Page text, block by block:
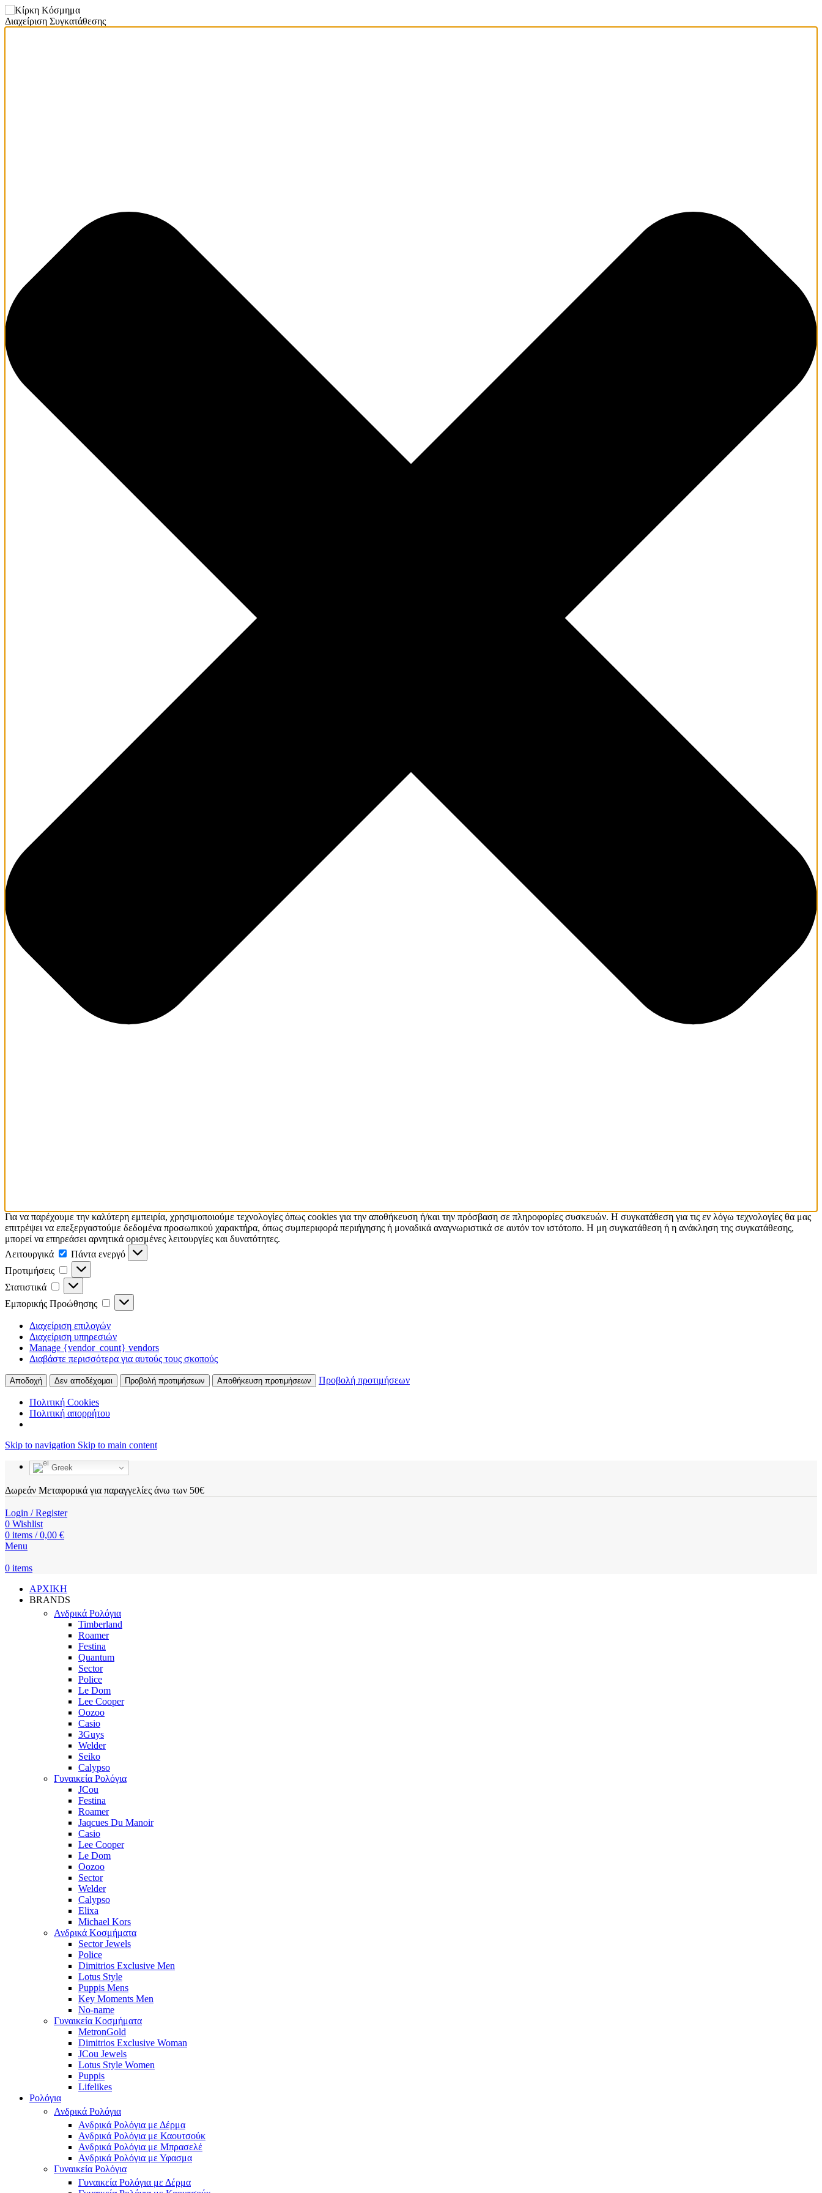
Διαχείριση Συγκατάθεσης
Για να παρέχουμε την καλύτερη εμπειρία, χρησιμοποιούμε τεχνολογίες όπως cookies για την αποθήκευση ή/και την πρόσβαση σε πληροφορίες συσκευών. Η συγκατάθεση για τις εν λόγω τεχνολογίες θα μας
επιτρέψει να επεξεργαστούμε δεδομένα προσωπικού χαρακτήρα, όπως συμπεριφορά περιήγησης ή μοναδικά αναγνωριστικά σε αυτόν τον ιστότοπο. Η μη συγκατάθεση ή η ανάκληση της συγκατάθεσης,
μπορεί να επηρεάσει αρνητικά ορισμένες λειτουργίες και δυνατότητες.
Λειτουργικά
Πάντα ενεργό
Προτιμήσεις
Στατιστικά
Εμπορικής Προώθησης
Διαχείριση επιλογών
Διαχείριση υπηρεσιών
Manage {vendor_count} vendors
Διαβάστε περισσότερα για αυτούς τους σκοπούς
Αποδοχή Δεν αποδέχομαι Προβολή προτιμήσεων Αποθήκευση προτιμήσεων Προβολή προτιμήσεων
Πολιτική Cookies
Πολιτική απορρήτου
Skip to navigation Skip to main content
Greek
Δωρεάν Μεταφορικά για παραγγελίες άνω των 50€
Login / Register
0 Wishlist
0 items / 0,00 €
Menu
0 items
ΑΡΧΙΚΗ
BRANDS
Ανδρικά Ρολόγια
Timberland
Roamer
Festina
Quantum
Sector
Police
Le Dom
Lee Cooper
Oozoo
Casio
3Guys
Welder
Seiko
Calypso
Γυναικεία Ρολόγια
JCou
Festina
Roamer
Jaqcues Du Manoir
Casio
Lee Cooper
Le Dom
Oozoo
Sector
Welder
Calypso
Elixa
Michael Kors
Ανδρικά Κοσμήματα
Sector Jewels
Police
Dimitrios Exclusive Men
Lotus Style
Puppis Mens
Key Moments Men
No-name
Γυναικεία Κοσμήματα
MetronGold
Dimitrios Exclusive Woman
JCou Jewels
Lotus Style Women
Puppis
Lifelikes
Ρολόγια
Ανδρικά Ρολόγια
Ανδρικά Ρολόγια με Δέρμα
Ανδρικά Ρολόγια με Καουτσούκ
Ανδρικά Ρολόγια με Μπρασελέ
Ανδρικά Ρολόγια με Υφασμα
Γυναικεία Ρολόγια
Γυναικεία Ρολόγια με Δέρμα